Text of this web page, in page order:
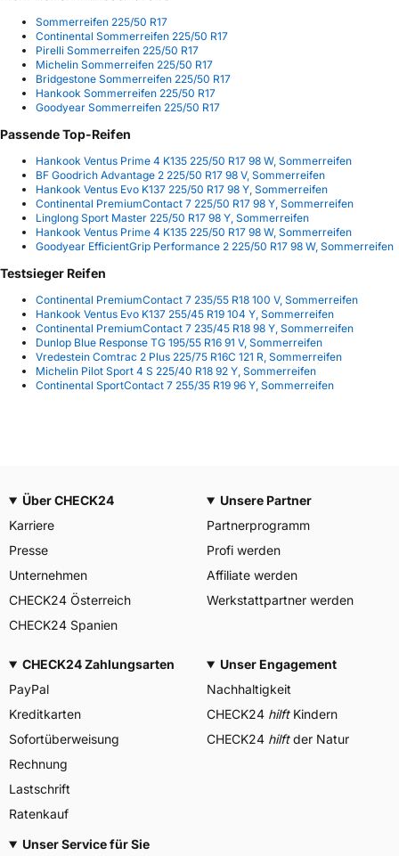
Sommerreifen 225/50 R17
Continental Sommerreifen 225/50 R17
Pirelli Sommerreifen 225/50 R17
Michelin Sommerreifen 225/50 R17
Bridgestone Sommerreifen 225/50 R17
Hankook Sommerreifen 225/50 R17
Goodyear Sommerreifen 225/50 R17
Passende Top-Reifen
Hankook Ventus Prime 4 K135 225/50 R17 98 W, Sommerreifen
BF Goodrich Advantage 2 225/50 R17 98 V, Sommerreifen
Hankook Ventus Evo K137 225/50 R17 98 Y, Sommerreifen
Continental PremiumContact 7 225/50 R17 98 Y, Sommerreifen
Linglong Sport Master 225/50 R17 98 Y, Sommerreifen
Hankook Ventus Prime 4 K135 225/50 R17 98 W, Sommerreifen
Goodyear EfficientGrip Performance 2 225/50 R17 98 W, Sommerreifen
Testsieger Reifen
Continental PremiumContact 7 235/55 R18 100 V, Sommerreifen
Hankook Ventus Evo K137 255/45 R19 104 Y, Sommerreifen
Continental PremiumContact 7 235/45 R18 98 Y, Sommerreifen
Dunlop Blue Response TG 195/55 R16 91 V, Sommerreifen
Vredestein Comtrac 2 Plus 225/75 R16C 121 R, Sommerreifen
Michelin Pilot Sport 4 S 225/40 R18 92 Y, Sommerreifen
Continental SportContact 7 255/35 R19 96 Y, Sommerreifen
Über CHECK24
Karriere
Presse
Unternehmen
CHECK24 Österreich
CHECK24 Spanien
Unsere Partner
Partnerprogramm
Profi werden
Affiliate werden
Werkstattpartner werden
CHECK24 Zahlungsarten
PayPal
Kreditkarten
Sofortüberweisung
Rechnung
Lastschrift
Ratenkauf
Unser Engagement
Nachhaltigkeit
CHECK24 hilftKindern
CHECK24 hilftder Natur
Unser Service für Sie